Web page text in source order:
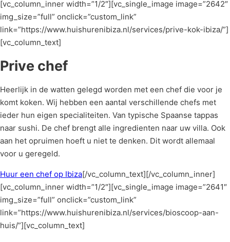
[vc_column_inner width=”1/2″][vc_single_image image=”2642″
img_size=”full” onclick=”custom_link”
link=”https://www.huishurenibiza.nl/services/prive-kok-ibiza/”]
[vc_column_text]
Prive chef
Heerlijk in de watten gelegd worden met een chef die voor je
komt koken. Wij hebben een aantal verschillende chefs met
ieder hun eigen specialiteiten. Van typische Spaanse tappas
naar sushi. De chef brengt alle ingredienten naar uw villa. Ook
aan het opruimen hoeft u niet te denken. Dit wordt allemaal
voor u geregeld.
Huur een chef op Ibiza[/vc_column_text][/vc_column_inner]
[vc_column_inner width=”1/2″][vc_single_image image=”2641″
img_size=”full” onclick=”custom_link”
link=”https://www.huishurenibiza.nl/services/bioscoop-aan-
huis/”][vc_column_text]